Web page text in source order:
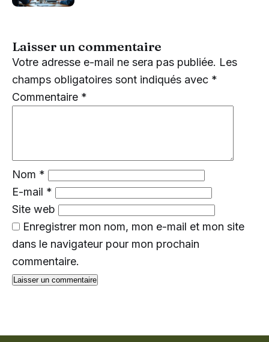
Laisser un commentaire
Votre adresse e-mail ne sera pas publiée. Les
champs obligatoires sont indiqués avec *
Commentaire *
Nom *
E-mail *
Site web
Enregistrer mon nom, mon e-mail et mon site
dans le navigateur pour mon prochain
commentaire.